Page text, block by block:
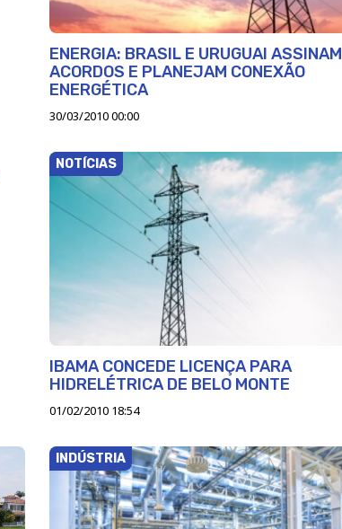
ENERGIA: BRASIL E URUGUAI ASSINAM
ACORDOS E PLANEJAM CONEXÃO
ENERGÉTICA
30/03/2010 00:00
NOTÍCIAS
IBAMA CONCEDE LICENÇA PARA
HIDRELÉTRICA DE BELO MONTE
01/02/2010 18:54
INDÚSTRIA